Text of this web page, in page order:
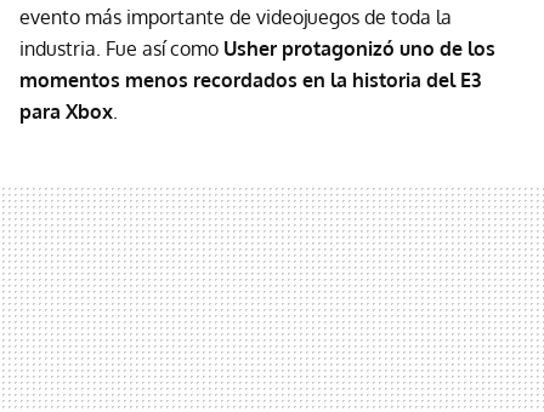
evento más importante de videojuegos de toda la
industria. Fue así como Usher protagonizó uno de los
momentos menos recordados en la historia del E3
para Xbox.